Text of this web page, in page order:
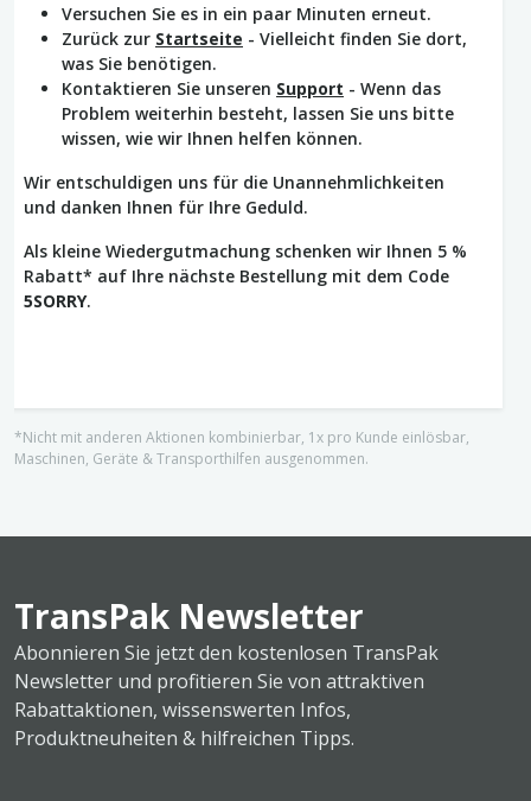
Versuchen Sie es in ein paar Minuten erneut.
Zurück zur Startseite - Vielleicht finden Sie dort,
was Sie benötigen.
Kontaktieren Sie unseren Support - Wenn das
Problem weiterhin besteht, lassen Sie uns bitte
wissen, wie wir Ihnen helfen können.
Wir entschuldigen uns für die Unannehmlichkeiten
und danken Ihnen für Ihre Geduld.
Als kleine Wiedergutmachung schenken wir Ihnen 5 %
Rabatt* auf Ihre nächste Bestellung mit dem Code
5SORRY.
*Nicht mit anderen Aktionen kombinierbar, 1x pro Kunde einlösbar,
Maschinen, Geräte & Transporthilfen ausgenommen.
TransPak Newsletter
Abonnieren Sie jetzt den kostenlosen TransPak
Newsletter und profitieren Sie von attraktiven
Rabattaktionen, wissenswerten Infos,
Produktneuheiten & hilfreichen Tipps.